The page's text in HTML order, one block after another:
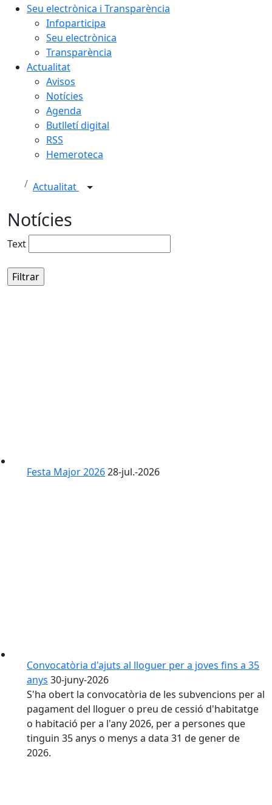
Seu electrònica i Transparència
Infoparticipa
Seu electrònica
Transparència
Actualitat
Avisos
Notícies
Agenda
Butlletí digital
RSS
Hemeroteca
Actualitat
Notícies
Text
Festa Major 202628-jul.-2026
Convocatòria d'ajuts al lloguer per a joves fins a 35
anys 30-juny-2026
S'ha obert la convocatòria de les subvencions per al
pagament del lloguer o preu de cessió d'habitatge
o habitació per a l'any 2026, per a persones que
tinguin 35 anys o menys a data 31 de gener de
2026.